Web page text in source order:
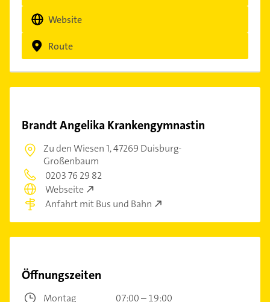
Website
Route
Brandt Angelika Krankengymnastin
Zu den Wiesen 1,47269 Duisburg-
Großenbaum
0203 76 29 82
Webseite
Anfahrt mit Bus und Bahn
Öffnungszeiten
Montag
07:00 – 19:00